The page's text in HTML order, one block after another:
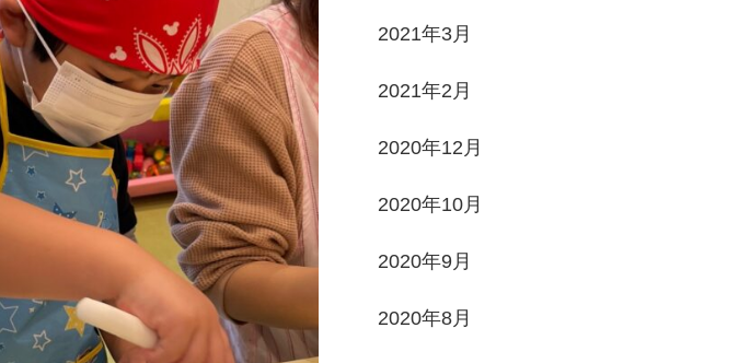
2021年3月
2021年2月
2020年12月
2020年10月
2020年9月
2020年8月